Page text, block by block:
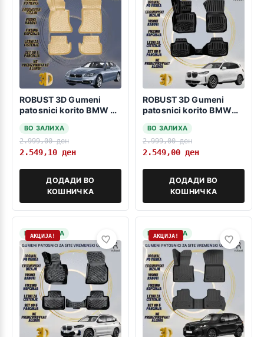
ROBUST 3D Gumeni
patosnici korito BMW 5
Krem
ВО ЗАЛИХА
2.999,00ден
2.549,10 ден
ДОДАДИ ВО
КОШНИЧКА
ROBUST 3D Gumeni
patosnici korito BMW
ВО ЗАЛИХА
2.999,00ден
2.549,00 ден
ДОДАДИ ВО
КОШНИЧКА
НА ЗАЛИХА
АКЦИЈА! НА ЗАЛИХА
АКЦИЈА!